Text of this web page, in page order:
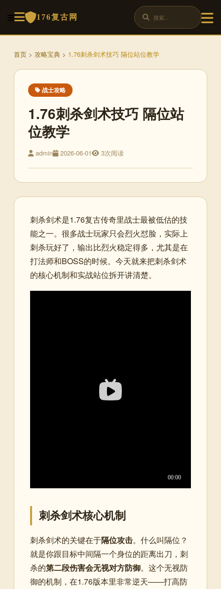
176复古网
首页 > 攻略宝典 > 1.76刺杀剑术技巧 隔位站位教学
战士攻略
1.76刺杀剑术技巧 隔位站
位教学
admin 2026-06-01 3次阅读
刺杀剑术是1.76复古传奇里战士最被低估的技
能之一。很多战士玩家只会烈火怼脸，实际上
刺杀玩好了，输出比烈火稳定得多，尤其是在
打法师和BOSS的时候。今天就来把刺杀剑术
的核心机制和实战站位拆开讲清楚。
刺杀剑术核心机制
刺杀剑术的关键在于隔位攻击。什么叫隔位？
就是你跟目标中间隔一个身位的距离出刀，刺
杀的第二段伤害会无视对方防御。这个无视防
御的机制，在1.76版本里非常逆天——打高防